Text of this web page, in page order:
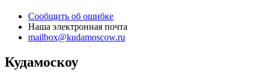
Сообщить об ошибке
Наша электронная почта
mailbox@kudamoscow.ru
Кудамоскоу